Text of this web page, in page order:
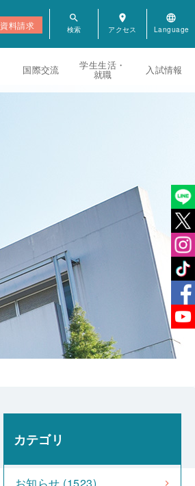
資料請求
search room language
国際交流 学生生活・
就職 入試情報
カテゴリ
お知らせ (1523)